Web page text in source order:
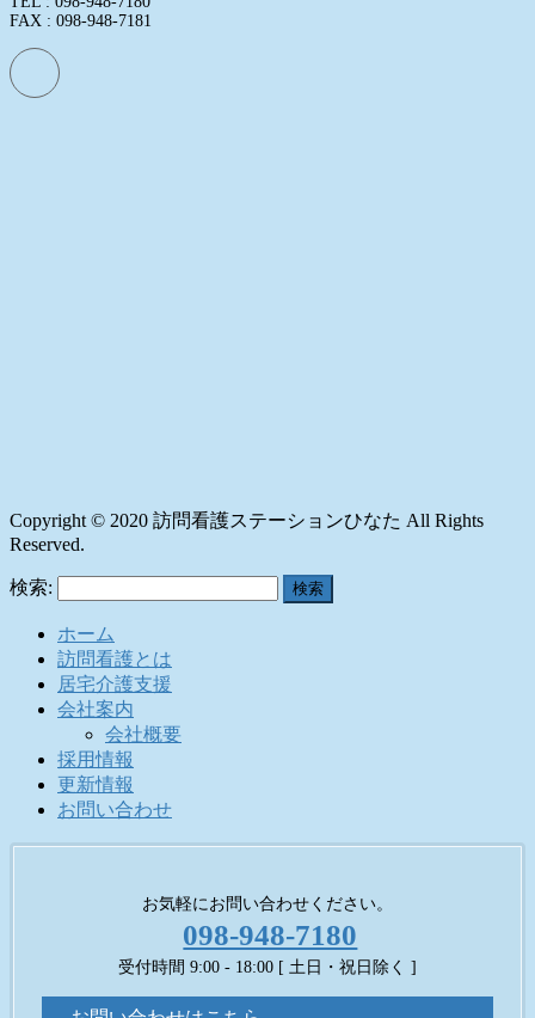
FAX : 098-948-7181
Copyright © 2020 訪問看護ステーションひなた All Rights
Reserved.
検索:
ホーム
訪問看護とは
居宅介護支援
会社案内
会社概要
採用情報
更新情報
お問い合わせ
お気軽にお問い合わせください。
098-948-7180
受付時間 9:00 - 18:00 [ 土日・祝日除く ]